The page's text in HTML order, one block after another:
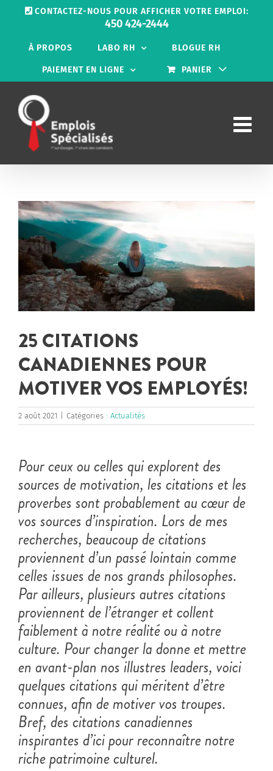
Passer
CONTACTEZ-NOUS POUR AFFICHER VOTRE EMPLOI:
450 424-2444
À PROPOS LABO RH BLOGUE RH
PAIEMENT EN LIGNE PANIER
Voir
l'image
agrandie
25 CITATIONS
CANADIENNES POUR
MOTIVER VOS EMPLOYÉS!
2 août 2021 Catégories : Actualités
Pour ceux ou celles qui explorent des
sources de motivation, les citations et les
proverbes sont probablement au cœur de
vos sources d’inspiration. Lors de mes
recherches, beaucoup de citations
proviennent d’un passé lointain comme
celles issues de nos grands philosophes.
Par ailleurs, plusieurs autres citations
proviennent de l’étranger et collent
faiblement à notre réalité ou à notre
culture. Pour changer la donne et mettre
en avant-plan nos illustres leaders, voici
quelques citations qui méritent d’être
connues, afin de motiver vos troupes.
Bref, des citations canadiennes
inspirantes d’ici pour reconnaître notre
riche patrimoine culturel.